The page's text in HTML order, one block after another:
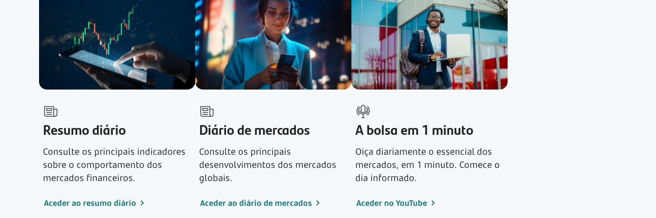
Resumo diário
Consulte os principais indicadores
sobre o comportamento dos
mercados financeiros.
Aceder ao resumo diário
Diário de mercados
Consulte os principais
desenvolvimentos dos mercados
globais.
Aceder ao diário de mercados
A bolsa em 1 minuto
Oiça diariamente o essencial dos
mercados, em 1 minuto. Comece o
dia informado.
Aceder no YouTube